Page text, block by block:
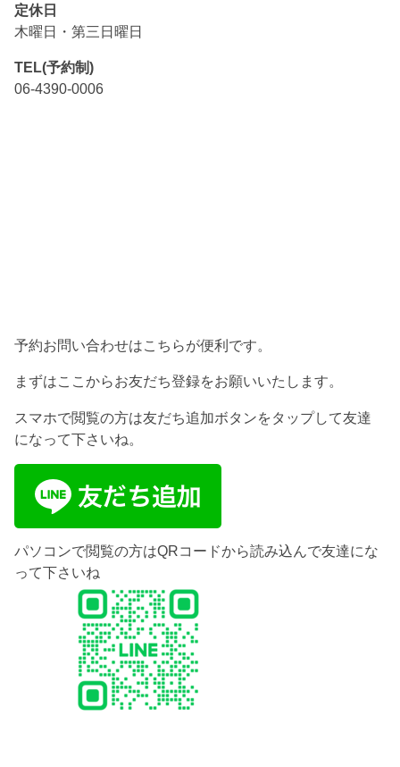
定休日
木曜日・第三日曜日
TEL(予約制)
06-4390-0006
予約お問い合わせはこちらが便利です。
まずはここからお友だち登録をお願いいたします。
スマホで閲覧の方は友だち追加ボタンをタップして友達
になって下さいね。
パソコンで閲覧の方はQRコードから読み込んで友達にな
って下さいね